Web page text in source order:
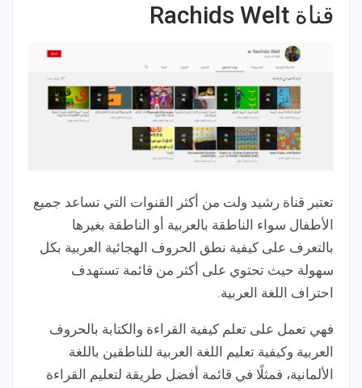
قناة Rachids Welt
تعتبر قناة رشيد ولت من أكثر القنوات التي تساعد جميع
الأطفال سواء الناطقة بالعربية أو الناطقة بغيرها
بالتعرف على كيفية نطق الحروف الهجائية العربية بكل
سهولة حيث تحتوي على أكثر من قائمة تستهدف
احتراف اللغة العربية.
فهي تعمل على تعلم كيفية القراءة والكتابة بالحروف
العربية وكيفية تعليم اللغة العربية للناطقين باللغة
الألمانية، فمثلًا في قائمة أفضل طريقة لتعليم القراءة